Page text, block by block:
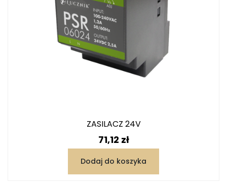
ZASILACZ 24V
Cena
71,12 zł
Dodaj do koszyka